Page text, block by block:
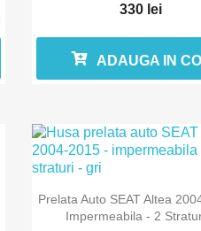
330 lei
ADAUGA IN
 Vizualizare
Prelata Auto SEAT Altea
Impermeabila - 2